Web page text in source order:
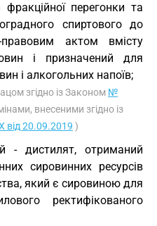
перегонки та
спиртового до
правовим актом вмісту
і призначений для
і алкогольних напоїв;
згідно із Законом №
внесеними згідно із
від 20.09.2019 )
- дистилят, отриманий
сировинних ресурсів
який є сировиною для
ректифікованого